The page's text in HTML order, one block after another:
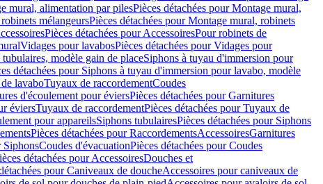
mural, alimentation par pilesPièces détachées pour Montage mural,
mélangeursPièces détachées pour Montage mural, robinets
Pièces détachées pour AccessoiresPour robinets de
Vidages pour lavabosPièces détachées pour Vidages pour
modèle gain de placeSiphons à tuyau d'immersion pour
détachées pour Siphons à tuyau d'immersion pour lavabo, modèle
lavaboTuyaux de raccordementCoudes
d'écoulement pour éviersPièces détachées pour Garnitures
éviersTuyaux de raccordementPièces détachées pour Tuyaux de
pour appareilsSiphons tubulairesPièces détachées pour Siphons
Pièces détachées pour RaccordementsAccessoiresGarnitures
SiphonsCoudes d'évacuationPièces détachées pour Coudes
détachées pour AccessoiresDouches et
pour Caniveaux de doucheAccessoires pour caniveaux de